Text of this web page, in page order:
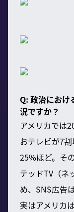
Q: 政治におけ
況ですか？
アメリカでは
おテレビが7
25%ほど。そ
テッドTV（ネ
め、SNS広告
実はアメリカ